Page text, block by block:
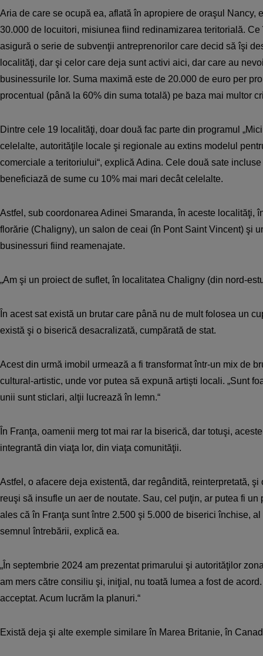
Aria de care se ocupă ea, aflată în apropiere de oraşul Nancy,
30.000 de locuitori, misiunea fiind redinamizarea teritorială.
asigură o serie de subvenţii antreprenorilor care decid să îşi
localităţi, dar şi celor care deja sunt activi aici, dar care au
businessurile lor. Suma maximă este de 20.000 de euro per
procentual (până la 60% din suma totală) pe baza mai multor
Dintre cele 19 localităţi, doar două fac parte din programul
celelalte, autorităţile locale şi regionale au extins modelul
comerciale a teritoriului“, explică Adina. Cele două sate
beneficiază de sume cu 10% mai mari decât celelalte.
Astfel, sub coordonarea Adinei Smaranda, în aceste localităţi,
florărie (Chaligny), un salon de ceai (în Pont Saint Vincent) şi
businessuri fiind reamenajate.
„Am şi un proiect de suflet, în localitatea Chaligny (din nord-
În acest sat există un brutar care până nu de mult folosea un
există şi o biserică desacralizată, cumpărată de stat.
Acest din urmă imobil urmează a fi transformat într-un mix de
cultural-artistic, unde vor putea să expună artişti locali. „Sunt
unii sunt sticlari, alţii lucrează în lemn.“
În Franţa, oamenii merg tot mai rar la biserică, dar totuşi,
integrantă din viaţa lor, din viaţa comunităţii.
Astfel, o afacere deja existentă, dar regândită, reinterpretată,
reuşi să insufle un aer de noutate. Sau, cel puţin, ar putea fi
ales că în Franţa sunt între 2.500 şi 5.000 de biserici închise,
semnul întrebării, explică ea.
„În septembrie 2024 am prezentat primarului şi autorităţilor
am mers către consiliu şi, iniţial, nu toată lumea a fost de
acceptat. Acum lucrăm la planuri.“
Există deja şi alte exemple similare în Marea Britanie, în